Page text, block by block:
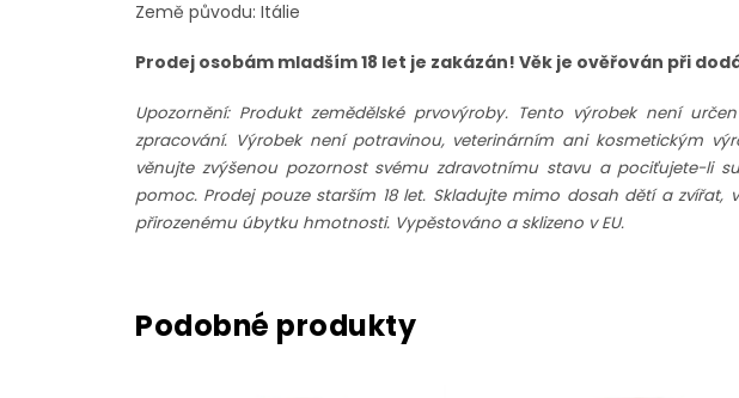
Země původu: Itálie
Prodej osobám mladším 18 let je zakázán! Věk je ověřován při
Upozornění: Produkt zemědělské prvovýroby. Tento výrobek není
zpracování. Výrobek není potravinou, veterinárním ani kosmetickým
věnujte zvýšenou pozornost svému zdravotnímu stavu a pociťujete-li
pomoc. Prodej pouze starším 18 let. Skladujte mimo dosah dětí a
přirozenému úbytku hmotnosti. Vypěstováno a sklizeno v EU.